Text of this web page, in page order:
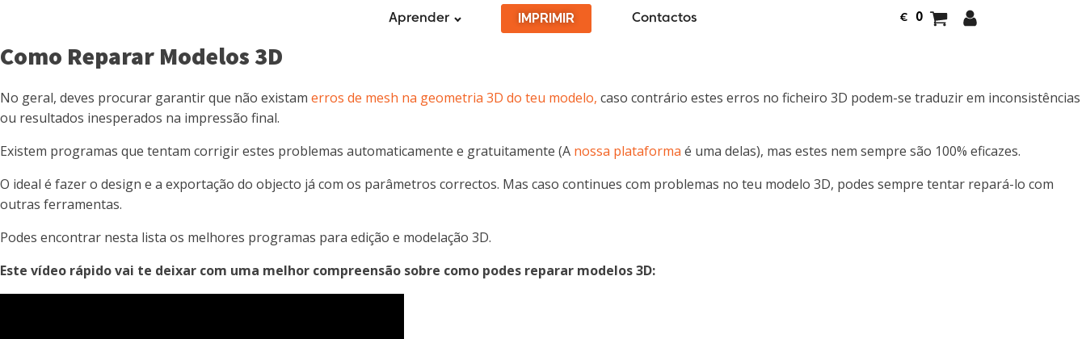
Aprender IMPRIMIR Contactos € 0
Como Reparar Modelos 3D
No geral, deves procurar garantir que não existam erros de mesh na geometria 3D do teu modelo, caso contrário estes erros no ficheiro 3D podem-se traduzir em inconsistências
ou resultados inesperados na impressão final.
Existem programas que tentam corrigir estes problemas automaticamente e gratuitamente (A nossa plataforma é uma delas), mas estes nem sempre são 100% eficazes.
O ideal é fazer o design e a exportação do objecto já com os parâmetros correctos. Mas caso continues com problemas no teu modelo 3D, podes sempre tentar repará-lo com
outras ferramentas.
Podes encontrar nesta lista os melhores programas para edição e modelação 3D.
Este vídeo rápido vai te deixar com uma melhor compreensão sobre como podes reparar modelos 3D: